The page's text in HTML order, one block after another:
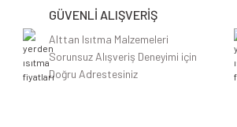
GÜVENLİ ALIŞVERİŞ
Alttan Isıtma Malzemeleri
Sorunsuz Alışveriş Deneyimi için
Doğru Adrestesiniz